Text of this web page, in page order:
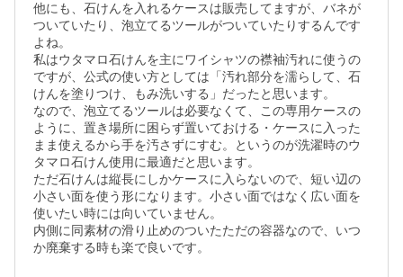
他にも、石けんを入れるケースは販売してますが、バネが
ついていたり、泡立てるツールがついていたりするんです
よね。
私はウタマロ石けんを主にワイシャツの襟袖汚れに使うの
ですが、公式の使い方としては「汚れ部分を濡らして、石
けんを塗りつけ、もみ洗いする」だったと思います。
なので、泡立てるツールは必要なくて、この専用ケースの
ように、置き場所に困らず置いておける・ケースに入った
まま使えるから手を汚さずにすむ。というのが洗濯時のウ
タマロ石けん使用に最適だと思います。
ただ石けんは縦長にしかケースに入らないので、短い辺の
小さい面を使う形になります。小さい面ではなく広い面を
使いたい時には向いていません。
内側に同素材の滑り止めのついたただの容器なので、いつ
か廃棄する時も楽で良いです。